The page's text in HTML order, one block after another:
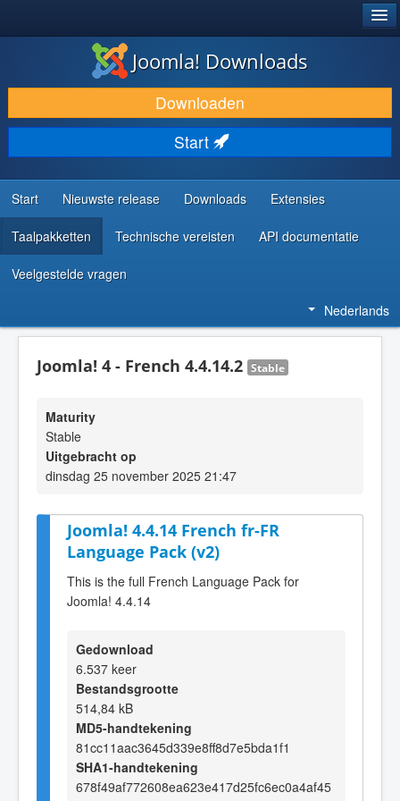
DOWNLOAD & BREID UIT
ONTDEK & LEER
COMMUNITY & ONDERSTEUNING
ONTWIKKELAARSBRONNEN
Joomla! Downloads
Downloaden
Start
Start Nieuwste release Downloads Extensies
Taalpakketten Technische vereisten API documentatie
Veelgestelde vragen
Nederlands
Joomla! 4 - French 4.4.14.2 Stable
Maturity
Stable
Uitgebracht op
dinsdag 25 november 2025 21:47
Joomla! 4.4.14 French fr-FR
Language Pack (v2)
This is the full French Language Pack for
Joomla! 4.4.14
Gedownload
6.537 keer
Bestandsgrootte
514,84 kB
MD5-handtekening
81cc11aac3645d339e8ff8d7e5bda1f1
SHA1-handtekening
678f49af772608ea623e417d25fc6ec0a4af45